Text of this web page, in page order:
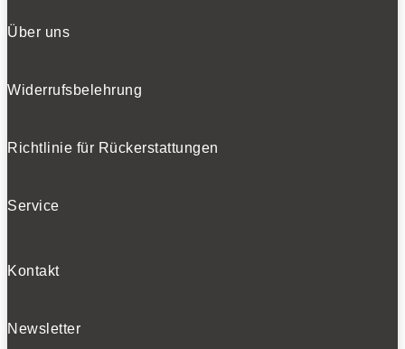
Über uns
Widerrufsbelehrung
Richtlinie für Rückerstattungen
Service
Kontakt
Newsletter